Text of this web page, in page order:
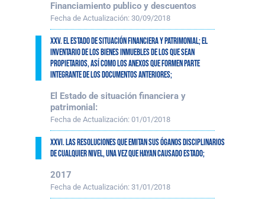
Financiamiento publico y descuentos
Fecha de Actualización: 30/09/2018
XXV. El estado de situación financiera y patrimonial; el
inventario de los bienes inmuebles de los que sean
propietarios, así como los anexos que formen parte
integrante de los documentos anteriores;
El Estado de situación financiera y
patrimonial:
Fecha de Actualización: 01/01/2018
XXVI. Las resoluciones que emitan sus óganos disciplinarios
de cualquier nivel, una vez que hayan causado estado;
2017
Fecha de Actualización: 31/01/2018